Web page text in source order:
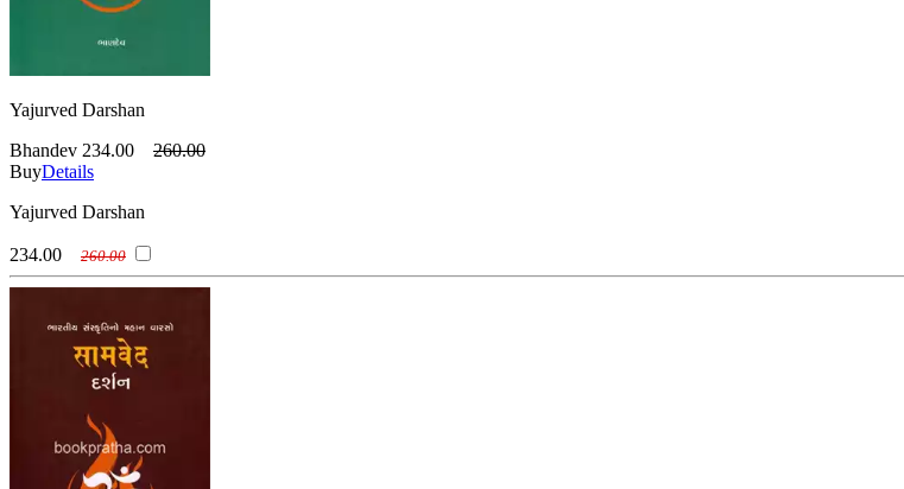
Yajurved Darshan
Bhandev 234.00
260.00
BuyDetails
Yajurved Darshan
234.00 260.00